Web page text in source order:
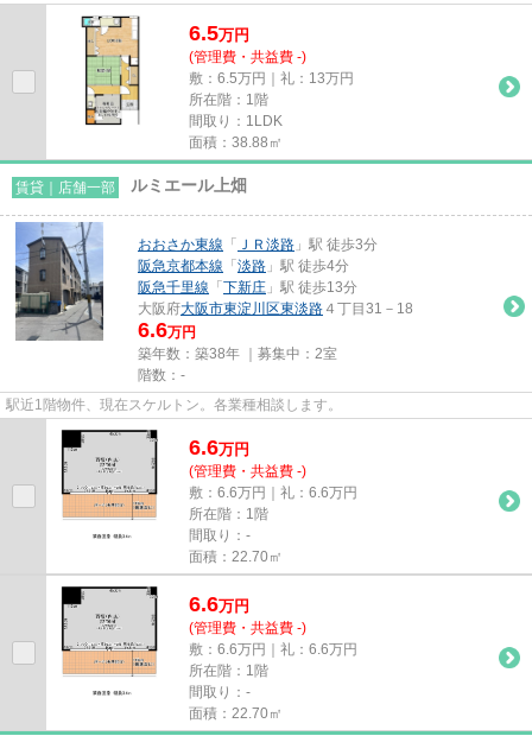
6.5万円
(管理費・共益費 -)
敷：6.5万円｜礼：13万円
所在階：1階
間取り：1LDK
面積：38.88㎡
賃貸｜店舗一部 ルミエール上畑
おおさか東線 「 ＪＲ淡路 」駅 徒歩3分
阪急京都本線 「 淡路 」駅 徒歩4分
阪急千里線 「 下新庄 」駅 徒歩13分
大阪府大阪市東淀川区東淡路 ４丁目31－18
6.6万円
築年数：築38年 ｜募集中： 2室
階数：-
駅近1階物件、現在スケルトン。各業種相談します。
6.6万円
(管理費・共益費 -)
敷：6.6万円｜礼：6.6万円
所在階：1階
間取り：-
面積：22.70㎡
6.6万円
(管理費・共益費 -)
敷：6.6万円｜礼：6.6万円
所在階：1階
間取り：-
面積：22.70㎡